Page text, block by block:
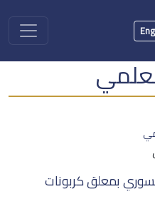
بمعلق كربونات